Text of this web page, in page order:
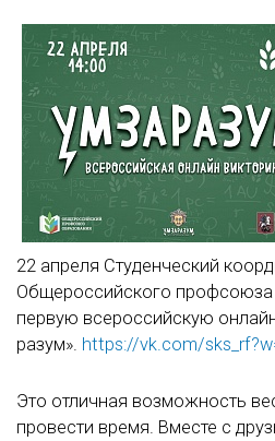
22 апреля Студенческий
Общероссийского профсоюза
первую всероссийскую
разум». https://vk.com/
Это отличная возможность
провести время. Вместе с